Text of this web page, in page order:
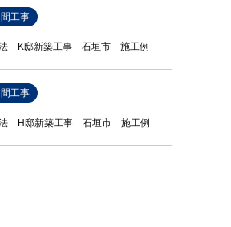
間工事
法 K邸新築工事 石垣市 施工例
間工事
法 H邸新築工事 石垣市 施工例